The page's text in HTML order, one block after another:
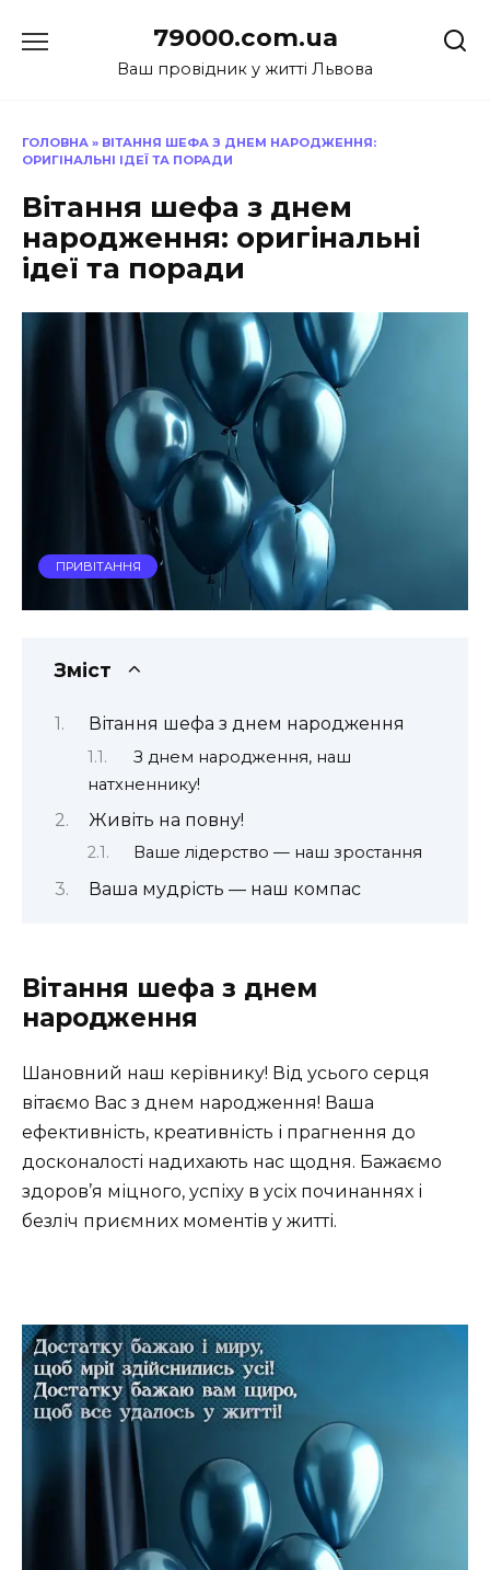
до
79000.com.ua
Ваш провідник у житті Львова
ГОЛОВНА » ВІТАННЯ ШЕФА З ДНЕМ НАРОДЖЕННЯ:
ОРИГІНАЛЬНІ ІДЕЇ ТА ПОРАДИ
Вітання шефа з днем
народження: оригінальні
ідеї та поради
ПРИВІТАННЯ
Зміст
Вітання шефа з днем народження
З днем народження, наш
натхненнику!
Живіть на повну!
Ваше лідерство — наш зростання
Ваша мудрість — наш компас
Вітання шефа з днем
народження
Шановний наш керівнику! Від усього серця
вітаємо Вас з днем народження! Ваша
ефективність, креативність і прагнення до
досконалості надихають нас щодня. Бажаємо
здоров’я міцного, успіху в усіх починаннях і
безліч приємних моментів у житті.